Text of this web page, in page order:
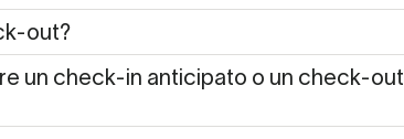
out?
un check-in anticipato o un check-out